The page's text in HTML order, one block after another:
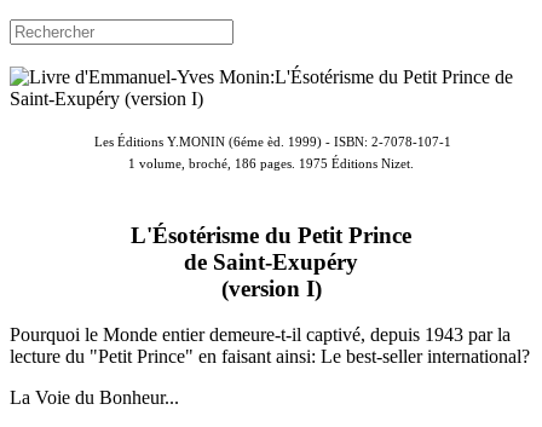
Les Éditions Y.MONIN (6éme èd. 1999) - ISBN: 2-7078-107-1
1 volume, broché, 186 pages. 1975 Éditions Nizet.
L'Ésotérisme du Petit Prince
de Saint-Exupéry
(version I)
Pourquoi le Monde entier demeure-t-il captivé, depuis 1943 par la
lecture du "Petit Prince" en faisant ainsi: Le best-seller international?
La Voie du Bonheur...